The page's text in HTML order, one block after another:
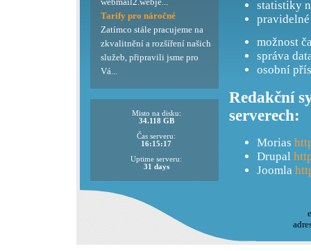
statistiky
možnost
správa
osobní
Redakční
serverech:
Morias
Drupal
Joomla
Tarify pro náročné
Zatímco stále pracujeme na
zkvalitnění a rozšíření našich
služeb, připravili jsme pro
Vá...
Misto na disku:
34.118 GB
Čas serveru:
16:15:17
Uptime serveru:
31 days